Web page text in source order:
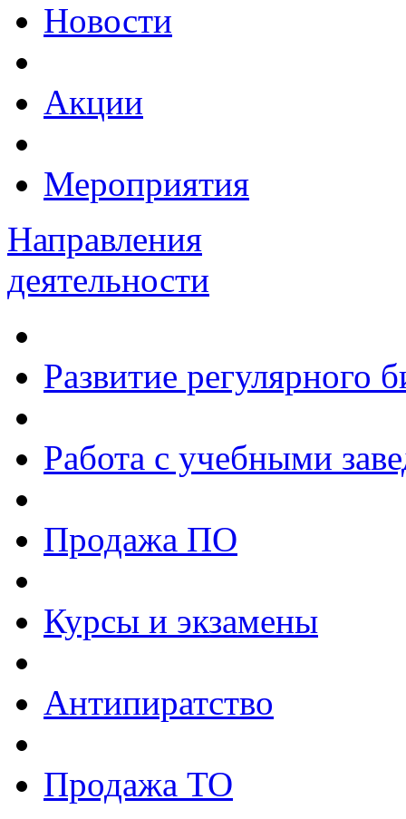
Новости
Акции
Мероприятия
Направления
деятельности
Развитие регулярного
Работа с учебными
Продажа ПО
Курсы и экзамены
Антипиратство
Продажа ТО